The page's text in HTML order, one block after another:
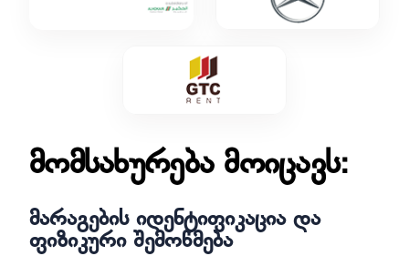
მომსახურება მოიცავს:
მარაგების იდენტიფიკაცია და
ფიზიკური შემოწმება